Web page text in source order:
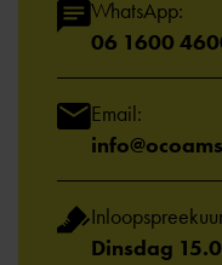
WhatsApp:
06 1600
Email:
Dinsdag